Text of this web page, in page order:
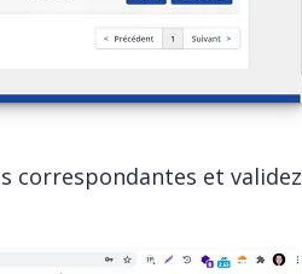
et validez